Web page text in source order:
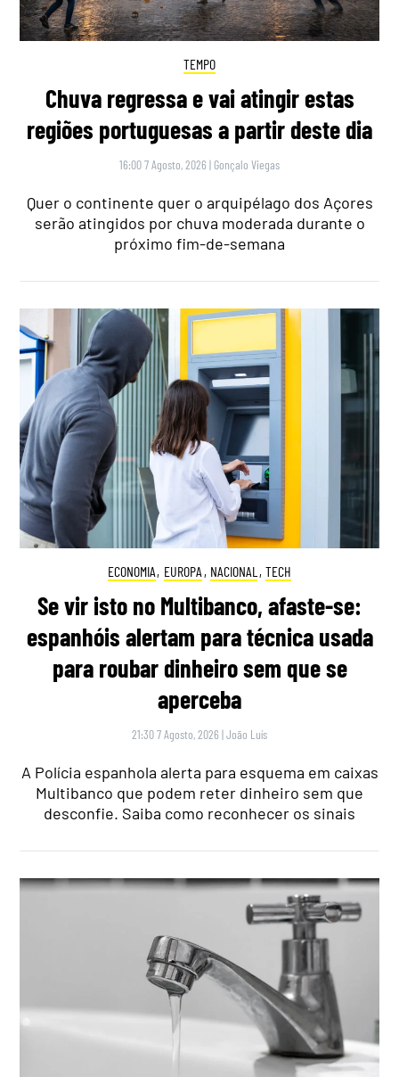
TEMPO
Chuva regressa e vai atingir estas
regiões portuguesas a partir deste dia
16:00 7 Agosto, 2026 | Gonçalo Viegas
Quer o continente quer o arquipélago dos Açores
serão atingidos por chuva moderada durante o
próximo fim-de-semana
ECONOMIA, EUROPA , NACIONAL , TECH
Se vir isto no Multibanco, afaste-se:
espanhóis alertam para técnica usada
para roubar dinheiro sem que se
aperceba
21:30 7 Agosto, 2026 |João Luís
A Polícia espanhola alerta para esquema em caixas
Multibanco que podem reter dinheiro sem que
desconfie. Saiba como reconhecer os sinais